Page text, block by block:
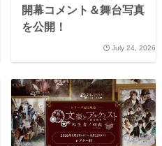
開幕コメント＆舞台写真
を公開！
July 24, 2026